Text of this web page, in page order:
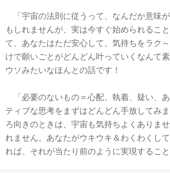
「宇宙の法則に従うって、なんだか意味
もしれませんが、実は今すぐ始められるこ
て、あなたはただ安心して、気持ちをラク
けで願いごとがどんどん叶っていくなんて
ウソみたいなほんとの話です！
「必要のないもの＝心配、執着、疑い、
ティブな思考をまずはどんどん手放してみ
ろ向きのときは、宇宙も気持ちよくありま
れません。あなたがウキウキ＆わくわくし
れば、それが当たり前のように実現するこ